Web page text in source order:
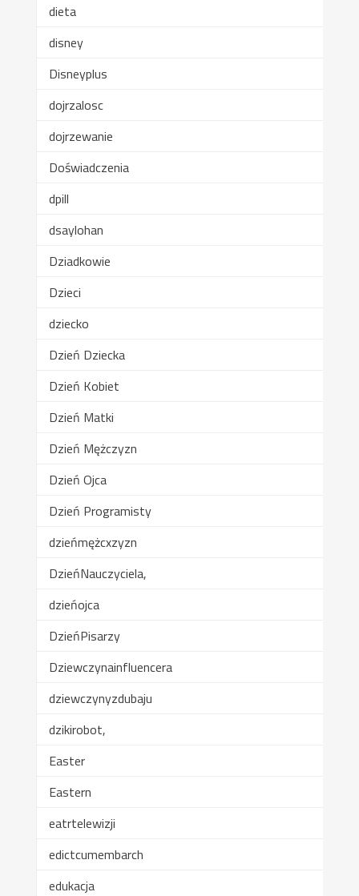
dieta
disney
Disneyplus
dojrzalosc
dojrzewanie
Doświadczenia
dpill
dsaylohan
Dziadkowie
Dzieci
dziecko
Dzień Dziecka
Dzień Kobiet
Dzień Matki
Dzień Mężczyzn
Dzień Ojca
Dzień Programisty
dzieńmężcxzyzn
DzieńNauczyciela,
dzieńojca
DzieńPisarzy
Dziewczynainfluencera
dziewczynyzdubaju
dzikirobot,
Easter
Eastern
eatrtelewizji
edictcumembarch
edukacja